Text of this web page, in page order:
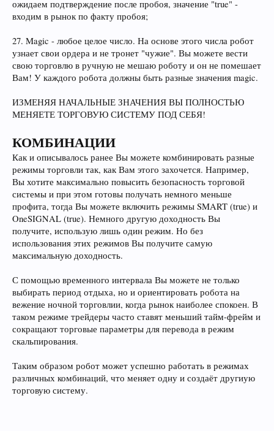
ожидаем подтверждение после пробоя, значение "true" -
входим в рынок по факту пробоя;
27. Magic - любое целое число. На основе этого числа робот
узнает свои ордера и не тронет "чужие". Вы можете вести
свою торговлю в ручную не мешаю роботу и он не помешает
Вам! У каждого робота должны быть разные значения magic.
ИЗМЕНЯЯ НАЧАЛЬНЫЕ ЗНАЧЕНИЯ ВЫ ПОЛНОСТЬЮ
МЕНЯЕТЕ ТОРГОВУЮ СИСТЕМУ ПОД СЕБЯ!
КОМБИНАЦИИ
Как и описывалось ранее Вы можете комбинировать разные
режимы торговли так, как Вам этого захочется. Например,
Вы хотите максимально повысить безопасность торговой
системы и при этом готовы получать немного меньше
профита, тогда Вы можете включить режимы SMART (true) и
OneSIGNAL (true). Немного другую доходность Вы
получите, использую лишь один режим. Но без
использования этих режимов Вы получите самую
максимальную доходность.
С помощью временного интервала Вы можете не только
выбирать период отдыха, но и ориентировать робота на
вежение ночной торговлии, когда рынок наиболее спокоен. В
таком режиме трейдеры часто ставят меньший тайм-фрейм и
сокращают торговые параметры для перевода в режим
скальпирования.
Таким образом робот может успешно работать в режимах
различных комбинаций, что меняет одну и создаёт другиую
торговую систему.